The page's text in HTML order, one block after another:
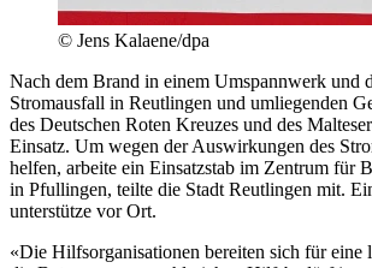
© Jens Kalaene/dpa
Nach dem Brand in einem Umspannwerk und
Stromausfall in Reutlingen und umliegenden
des Deutschen Roten Kreuzes und des
Einsatz. Um wegen der Auswirkungen des
helfen, arbeite ein Einsatzstab im Zentrum für
in Pfullingen, teilte die Stadt Reutlingen mit.
unterstütze vor Ort.
«Die Hilfsorganisationen bereiten sich für eine